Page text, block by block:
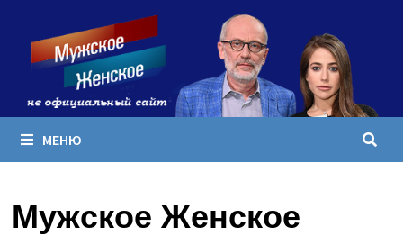
содержимому
МЕНЮ
Мужское Женское